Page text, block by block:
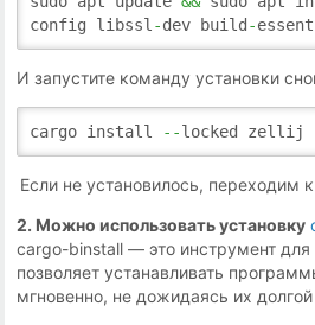
config libssl-dev build -
И запустите команду установки
cargo install --locked zellij
Если не установилось, переходим
2. Можно использовать установку
cargo-binstall — это инструмент для
позволяет устанавливать
мгновенно, не дожидаясь их